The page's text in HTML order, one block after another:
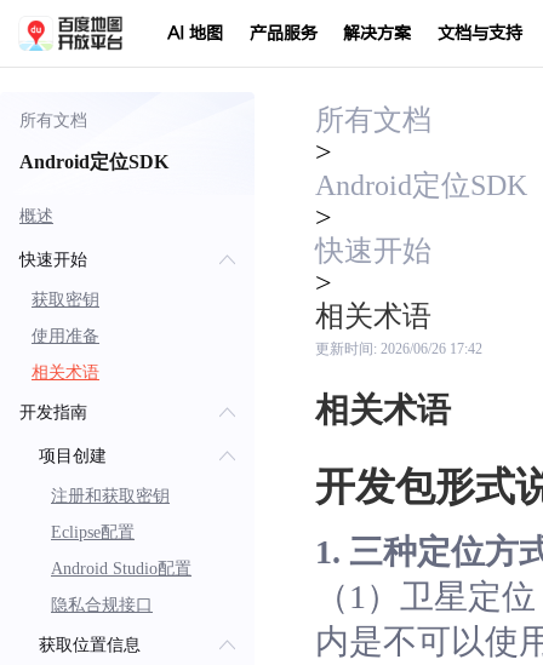
AI 地图 产品服务 解决方案 文档与支持
所有文档
Android定位SDK
概述
快速开始
获取密钥
使用准备
相关术语
开发指南
项目创建
注册和获取密钥
Eclipse配置
Android Studio配置
隐私合规接口
获取位置信息
所有文档
>
Android定位SDK
>
快速开始
>
相关术语
更新时间: 2026/06/26 17:42
相关术语
开发包形式
1. 三种定位方
（1）卫星定
内是不可以使